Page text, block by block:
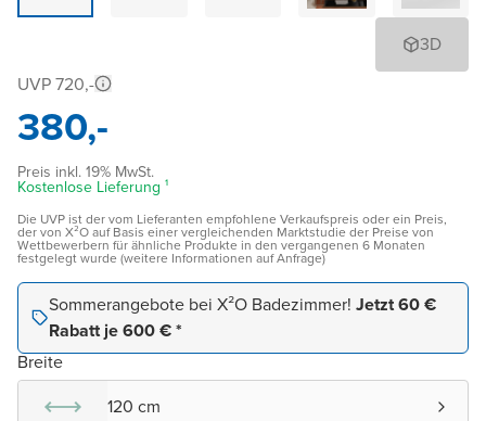
3D
UVP 720,-
380,-
Preis inkl. 19% MwSt.
Kostenlose Lieferung ¹
Die UVP ist der vom Lieferanten empfohlene Verkaufspreis oder ein Preis,
der von X²O auf Basis einer vergleichenden Marktstudie der Preise von
Wettbewerbern für ähnliche Produkte in den vergangenen 6 Monaten
festgelegt wurde (weitere Informationen auf Anfrage)
Sommerangebote bei X²O Badezimmer! Jetzt 60 €
Rabatt je 600 € *
Breite
120 cm